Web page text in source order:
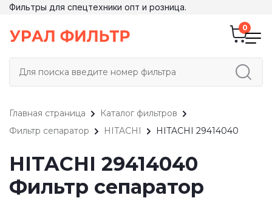
Фильтры для спецтехники опт и розница.
Главная страница
Каталог фильтров
Фильтр сепаратор
HITACHI HITACHI 29414040
HITACHI 29414040
Фильтр сепаратор